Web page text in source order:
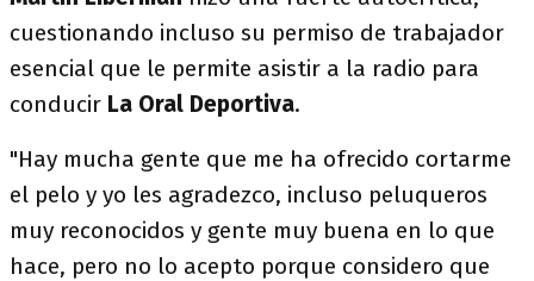
cuestionando incluso su permiso de trabajador
esencial que le permite asistir a la radio para
conducir La Oral Deportiva.
"Hay mucha gente que me ha ofrecido cortarme
el pelo y yo les agradezco, incluso peluqueros
muy reconocidos y gente muy buena en lo que
hace, pero no lo acepto porque considero que